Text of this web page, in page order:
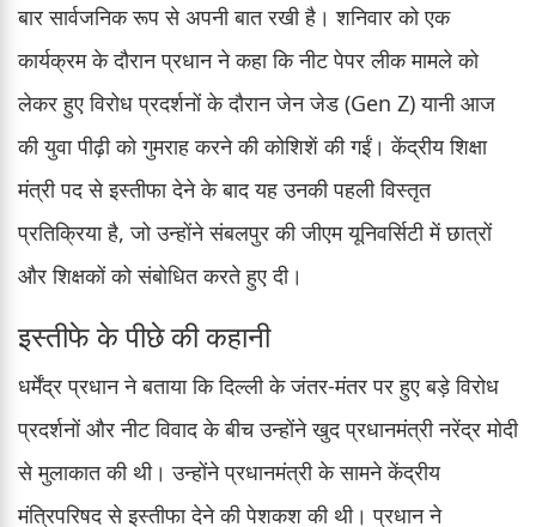
बार सार्वजनिक रूप से अपनी बात रखी है। शनिवार को एक
कार्यक्रम के दौरान प्रधान ने कहा कि नीट पेपर लीक मामले को
लेकर हुए विरोध प्रदर्शनों के दौरान जेन जेड (Gen Z) यानी आज
की युवा पीढ़ी को गुमराह करने की कोशिशें की गईं। केंद्रीय शिक्षा
मंत्री पद से इस्तीफा देने के बाद यह उनकी पहली विस्तृत
प्रतिक्रिया है, जो उन्होंने संबलपुर की जीएम यूनिवर्सिटी में छात्रों
और शिक्षकों को संबोधित करते हुए दी।
इस्तीफे के पीछे की कहानी
धर्मेंद्र प्रधान ने बताया कि दिल्ली के जंतर-मंतर पर हुए बड़े विरोध
प्रदर्शनों और नीट विवाद के बीच उन्होंने खुद प्रधानमंत्री नरेंद्र मोदी
से मुलाकात की थी। उन्होंने प्रधानमंत्री के सामने केंद्रीय
मंत्रिपरिषद से इस्तीफा देने की पेशकश की थी। प्रधान ने